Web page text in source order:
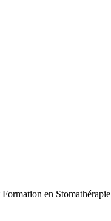
en Stomathérapie